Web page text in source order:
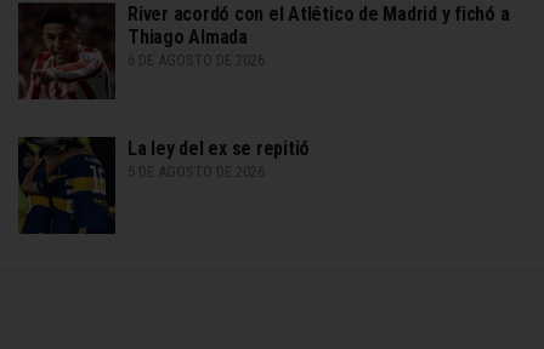
River acordó con el Atlético de Madrid y fichó a
Thiago Almada
6 DE AGOSTO DE 2026
La ley del ex se repitió
5 DE AGOSTO DE 2026